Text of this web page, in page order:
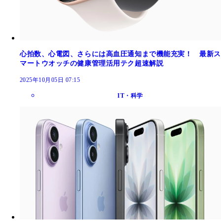
心拍数、心電図、さらには高血圧通知まで機能充実！ 最新ス
マートウオッチの健康管理活用テク超速解説
2025年10月05日 07:15
IT・科学